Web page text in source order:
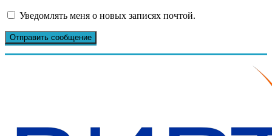
Уведомлять меня о новых записях почтой.